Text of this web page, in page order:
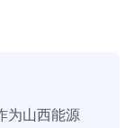
为山西能源